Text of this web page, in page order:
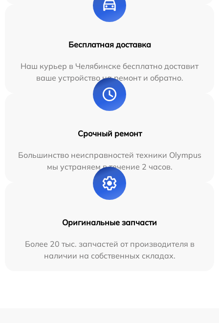
Бесплатная доставка
Наш курьер в Челябинске бесплатно доставит
ваше устройство на ремонт и обратно.
Срочный ремонт
Большинство неисправностей техники Olympus
мы устраняем в течение 2 часов.
Оригинальные запчасти
Более 20 тыс. запчастей от производителя в
наличии на собственных складах.